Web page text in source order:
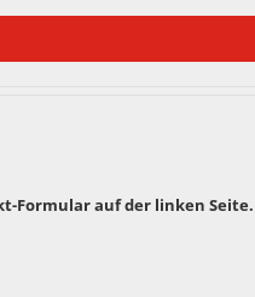
Formular auf der linken Seite.